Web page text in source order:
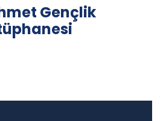
Gençlik